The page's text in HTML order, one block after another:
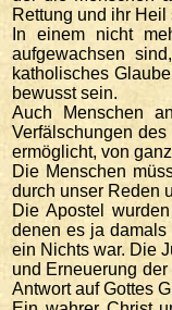
Rettung und ihr
In einem nicht
aufgewachsen
katholisches
bewusst sein.
Auch Menschen
Verfälschungen
ermöglicht, von
Die Menschen
durch unser Reden
Die Apostel
denen es ja
ein Nichts war. Die
und Erneuerung
Antwort auf Gottes